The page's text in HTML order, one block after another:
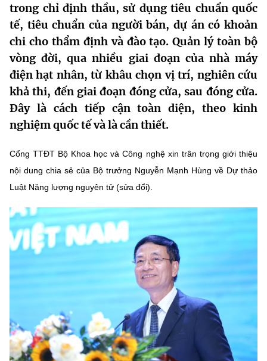
Bưu chính, Viễn thông
Sở hữu trí tuệ
Tiêu chuẩn, đo lường, chất lượng
Năng lượng nguyên tử
Tin địa phương
Văn bản chỉ đạo điều hành
Lấy ý kiến người dân về dự thảo VBQPPL
THỐNG KÊ
Khoa học và Công nghệ
Đổi mới sáng tạo
Chuyển đổi số
Sở hữu trí tuệ
Năng lượng nguyên tử
THƯ ĐIỆN TỬ
Videos
Infographic
Ảnh
Nhiệm vụ trọng tâm
Chọn ngôn ngữ
Vietnamese English
BỘ KHOA HỌC VÀ CÔNG NGHỆ
MINISTRY OF SCIENCE AND TECHNOLOGY
trong chỉ định thầu, sử dụng tiêu chuẩn quốc
tế, tiêu chuẩn của người bán, dự án có khoản
chi cho thẩm định và đào tạo. Quản lý toàn bộ
vòng đời, qua nhiều giai đoạn của nhà máy
điện hạt nhân, từ khâu chọn vị trí, nghiên cứu
khả thi, đến giai đoạn đóng cửa, sau đóng cửa.
Đây là cách tiếp cận toàn diện, theo kinh
nghiệm quốc tế và là cần thiết.
Cổng TTĐT Bộ Khoa học và Công nghệ xin trân trọng giới thiệu
nội dung chia sẻ của Bộ trưởng Nguyễn Mạnh Hùng về Dự thảo
Luật Năng lượng nguyên tử (sửa đổi).